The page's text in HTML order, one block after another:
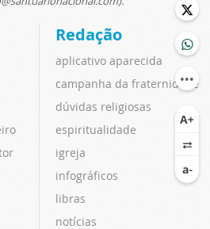
Redação
aplicativo aparecida
campanha da fraternidade
dúvidas religiosas
espiritualidade
igreja
infográficos
libras
notícias